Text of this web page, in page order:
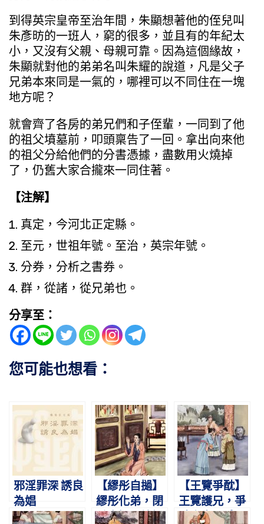
到得英宗皇帝至治年間，朱顯想著他的侄兒叫
朱彥昉的一班人，窮的很多，並且有的年紀太
小，又沒有父親、母親可靠。因為這個緣故，
朱顯就對他的弟弟名叫朱耀的說道，凡是父子
兄弟本來同是一氣的，哪裡可以不同住在一塊
地方呢？
就會齊了各房的弟兄們和子侄輩，一同到了他
的祖父墳墓前，叩頭稟告了一回。拿出向來他
的祖父分給他們的分書憑據，盡數用火燒掉
了，仍舊大家合攏來一同住著。
【注解】
真定，今河北正定縣。
至元，世祖年號。至治，英宗年號。
分券，分析之書券。
群，從諸，從兄弟也。
分享至：
您可能也想看：
邪淫罪深 誘良
為娼
【繆彤自撾】
繆彤化弟，閉
戶自撾。諸婦
【王覽爭酖】
王覽護兄，爭
酖舍生。感母